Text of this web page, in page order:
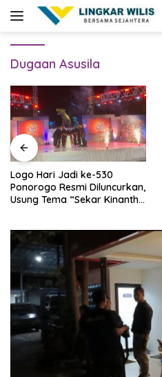
Dugaan Asusila
Logo Hari Jadi ke-530
Ponorogo Resmi Diluncurkan,
Usung Tema “Sekar Kinanthi,